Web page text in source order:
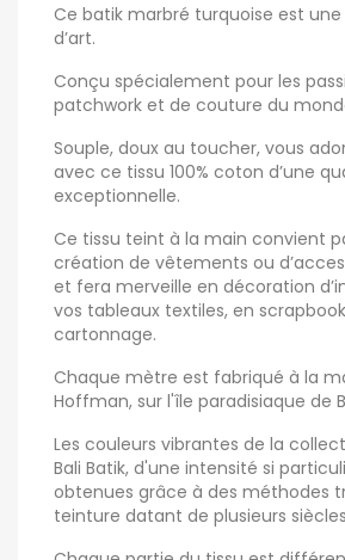
Ce batik marbré turquoise est
d’art.
Conçu spécialement pour les
patchwork et de couture du
Souple, doux au toucher, vous
avec ce tissu 100% coton d’une
exceptionnelle.
Ce tissu teint à la main convient
création de vêtements ou
et fera merveille en décoration
vos tableaux textiles, en
cartonnage.
Chaque mètre est fabriqué à la
Hoffman, sur l'île paradisiaque de
Les couleurs vibrantes de la
Bali Batik, d'une intensité si
obtenues grâce à des méthodes
teinture datant de plusieurs